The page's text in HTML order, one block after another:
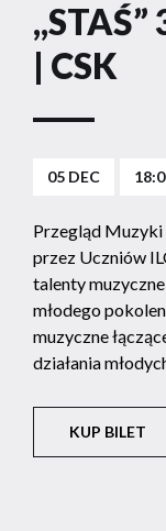
| CSK
05 DEC
Przegląd Muzyki
przez Uczniów
talenty
młodego
muzyczne
działania
KUP BILET